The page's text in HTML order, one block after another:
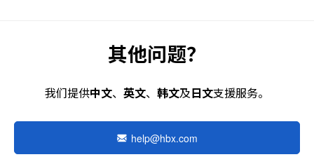
其他问题？
我们提供中文、 英文、 韩文及日文支援服务。
help@hbx.com